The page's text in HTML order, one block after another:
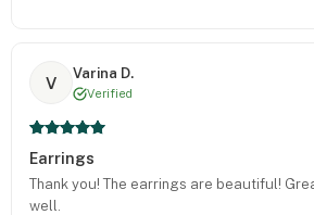
V
Varina D.
Verified
Earrings
Thank you! The earrings are beautiful!
well.